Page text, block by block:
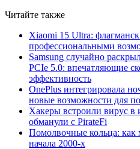
Читайте также
Xiaomi 15 Ultra:
профессиональными
Samsung случайно
PCIe 5.0: впечатляющие
эффективность
OnePlus интегрировала
новые возможности для
Хакеры встроили вирус в
обманули с PirateFi
Помолвочные кольца: как
начала 2000-х